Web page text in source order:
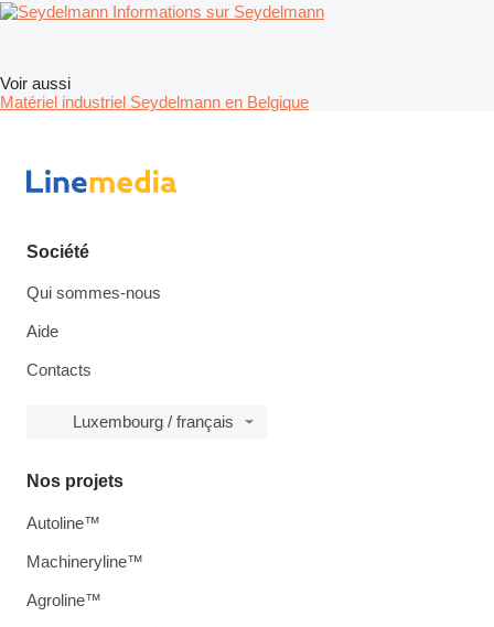
Informations sur Seydelmann
Voir aussi
Matériel industriel Seydelmann en Belgique
Société
Qui sommes-nous
Aide
Contacts
Luxembourg / français
Nos projets
Autoline™
Machineryline™
Agroline™